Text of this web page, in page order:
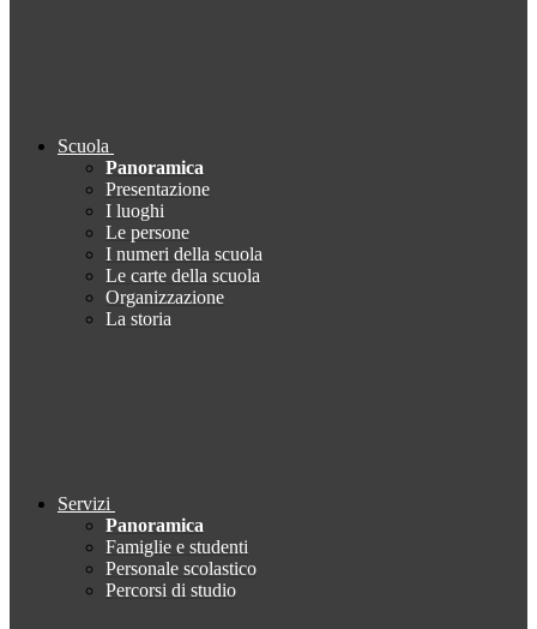
Scuola
Panoramica
Presentazione
I luoghi
Le persone
I numeri della scuola
Le carte della scuola
Organizzazione
La storia
Servizi
Panoramica
Famiglie e studenti
Personale scolastico
Percorsi di studio